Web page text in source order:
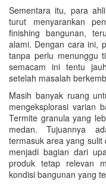
Sementara itu, para
turut menyarankan
finishing bangunan,
alami. Dengan cara ini,
tanpa perlu menunggu
semacam ini tentu
setelah masalah
Masih banyak ruang
mengeksplorasi varian
Termite granula yang
medan. Tujuannya
termasuk area yang
menjadi bagian dari
produk tetap relevan
kondisi bangunan yang